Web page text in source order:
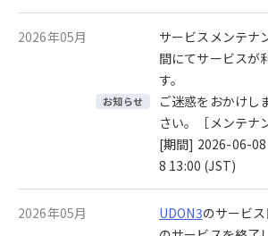
2026年05月
お知らせ
サービスメンテナ
間にてサービスが
す。
ご迷惑をおかけし
さい。［メンテナ
[期間] 2026-06-
8 13:00 (JST)
2026年05月 UDON3のサービ